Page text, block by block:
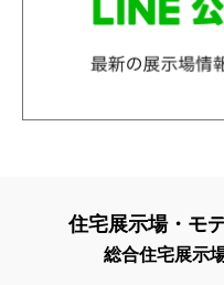
住宅展示場・モ
総合住宅展示